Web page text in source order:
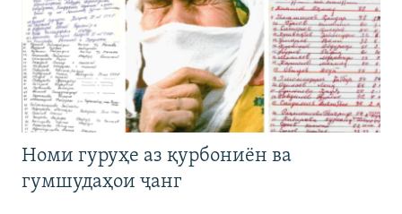
Номи гуруҳе аз қурбониён ва
гумшудаҳои ҷанг